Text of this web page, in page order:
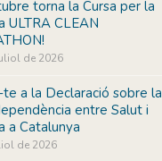
torna la Cursa per la
ULTRA CLEAN
de 2026
te a la Declaració sobre la
entre Salut i
a Catalunya
de 2026